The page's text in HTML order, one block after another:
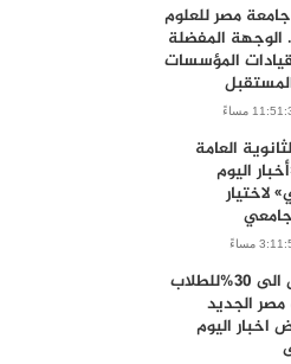
برنامج MBA جامعة مصر للعلوم
الوجهة المفضلة
المؤسسات
العامة
اليوم
لاختيار
خصومات تصل الى 30%للطلاب
مصر الجديد
اخبار اليوم